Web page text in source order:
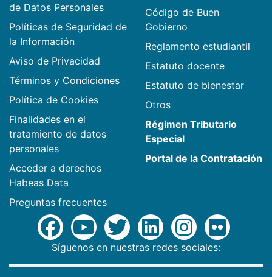
de Datos Personales
Políticas de Seguridad de
la Información
Aviso de Privacidad
Términos y Condiciones
Política de Cookies
Finalidades en el
tratamiento de datos
personales
Acceder a derechos
Habeas Data
Preguntas frecuentes
Código de Buen
Gobierno
Reglamento estudiantil
Estatuto docente
Estatuto de bienestar
Otros
Régimen Tributario
Especial
Portal de la Contratación
Síguenos en nuestras redes sociales: